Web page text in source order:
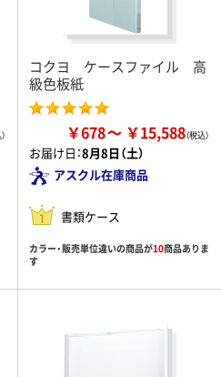
コクヨ ケースファイル 高
級色板紙
￥678 ￥15,588
お届け日：8月8日（土）
アスクル在庫商品
書類ケース
カラー・販売単位違いの商品が10商品ありま
す